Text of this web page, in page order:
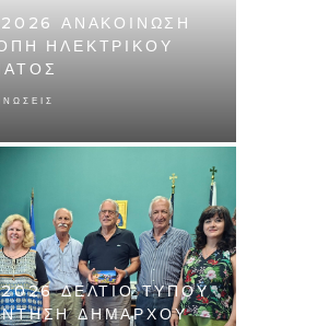
ΑΝΑΚΟΙΝΩΣΗ
ΗΛΕΚΤΡΙΚΟΥ
ΔΕΛΤΙΟ ΤΥΠΟΥ
ΔΗΜΑΡΧΟΥ